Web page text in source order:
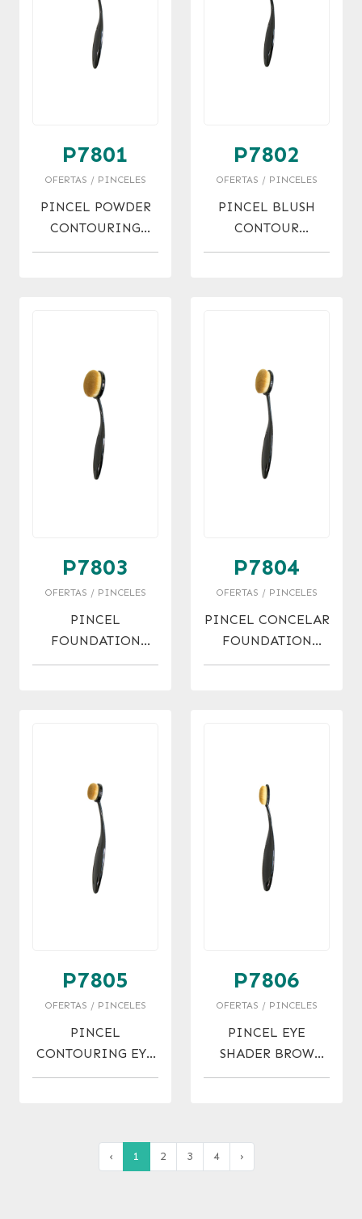
P7801
OFERTAS / PINCELES
PINCEL POWDER
CONTOURING
BRUSH OFERTA !
P7802
OFERTAS / PINCELES
PINCEL BLUSH
CONTOUR
FOUNDATION
P7803
OFERTAS / PINCELES
PINCEL
FOUNDATION
COMPACT POWDER
P7804
OFERTAS / PINCELES
PINCEL CONCELAR
FOUNDATION
BLUSH BRUSH
P7805
OFERTAS / PINCELES
PINCEL
CONTOURING EYE
SHADER BRUSH
P7806
OFERTAS / PINCELES
PINCEL EYE
SHADER BROW
BRUSH OFERTA!
‹ 1 2 3 4 ›